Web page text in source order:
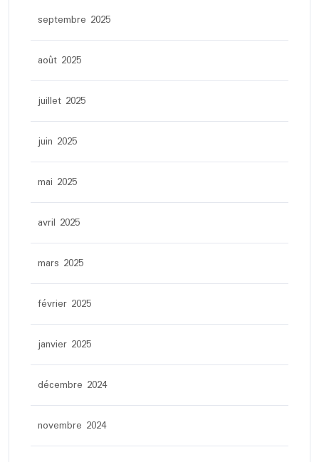
septembre 2025
août 2025
juillet 2025
juin 2025
mai 2025
avril 2025
mars 2025
février 2025
janvier 2025
décembre 2024
novembre 2024